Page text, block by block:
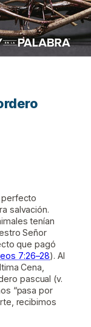
perfecto
salvación.
tenían
Señor
que pagó
7:26–28). Al
Cena,
pascual (v.
“pasa por
recibimos